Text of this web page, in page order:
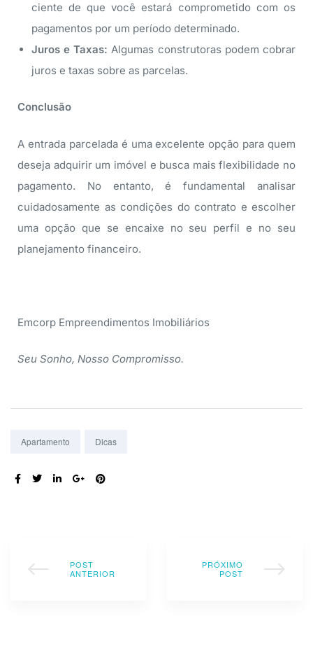
ciente de que você estará comprometido com os
pagamentos por um período determinado.
Juros e Taxas: Algumas construtoras podem cobrar
juros e taxas sobre as parcelas.
Conclusão
A entrada parcelada é uma excelente opção para quem
deseja adquirir um imóvel e busca mais flexibilidade no
pagamento. No entanto, é fundamental analisar
cuidadosamente as condições do contrato e escolher
uma opção que se encaixe no seu perfil e no seu
planejamento financeiro.
Emcorp Empreendimentos Imobiliários
Seu Sonho, Nosso Compromisso.
Tags:
Apartamento Dicas
COMPARTILHE:
POST
ANTERIOR
PRÓXIMO
POST